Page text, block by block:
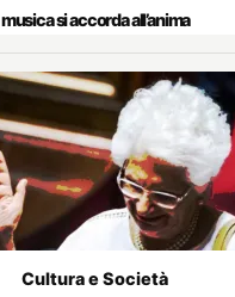
musica si accorda all’anima
Cultura e Società